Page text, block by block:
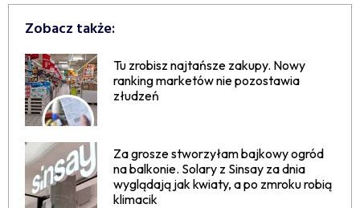
Zobacz także:
Tu zrobisz najtańsze zakupy. Nowy
ranking marketów nie pozostawia
złudzeń
Za grosze stworzyłam bajkowy ogród
na balkonie. Solary z Sinsay za dnia
wyglądają jak kwiaty, a po zmroku robią
klimacik